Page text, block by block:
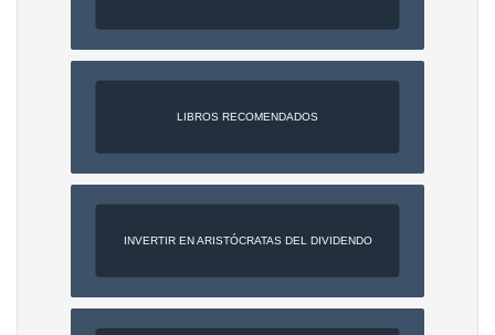
LIBROS RECOMENDADOS
INVERTIR EN ARISTÓCRATAS DEL DIVIDENDO